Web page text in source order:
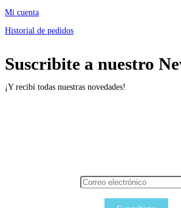
Mi cuenta
Historial de pedidos
Suscribite a nuestro
¡Y recibí todas nuestras novedades!